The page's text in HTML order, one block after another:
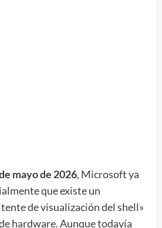
mayo de 2026, Microsoft ya
que existe un
de visualización del shell»
hardware. Aunque todavía